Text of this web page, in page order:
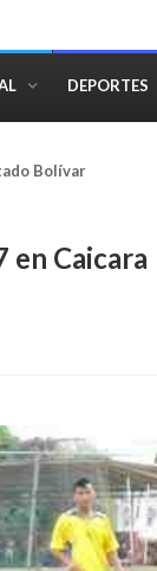
DEPORTES
de cabillas
en Caicara